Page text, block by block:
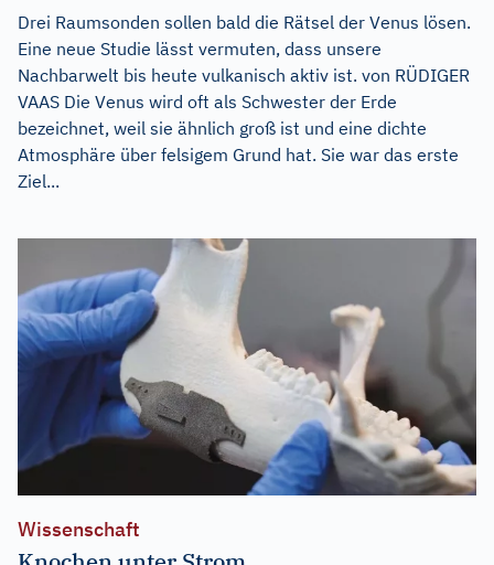
Drei Raumsonden sollen bald die Rätsel der Venus lösen.
Eine neue Studie lässt vermuten, dass unsere
Nachbarwelt bis heute vulkanisch aktiv ist. von RÜDIGER
VAAS Die Venus wird oft als Schwester der Erde
bezeichnet, weil sie ähnlich groß ist und eine dichte
Atmosphäre über felsigem Grund hat. Sie war das erste
Ziel...
Wissenschaft